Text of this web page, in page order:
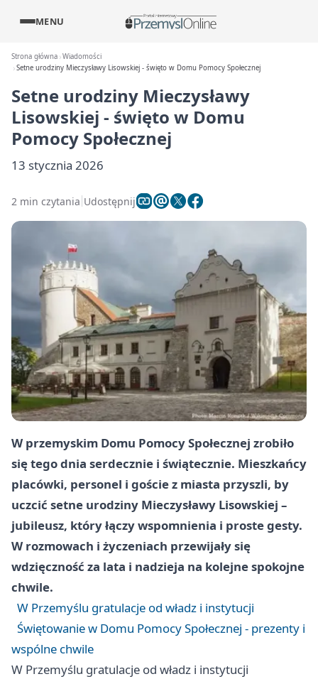
MENU
Strona główna Wiadomości
Setne urodziny Mieczysławy Lisowskiej - święto w Domu Pomocy Społecznej
Setne urodziny Mieczysławy
Lisowskiej - święto w Domu
Pomocy Społecznej
13 stycznia 2026
2 min czytania Udostępnij
W przemyskim Domu Pomocy Społecznej zrobiło
się tego dnia serdecznie i świątecznie. Mieszkańcy
placówki, personel i goście z miasta przyszli, by
uczcić setne urodziny Mieczysławy Lisowskiej –
jubileusz, który łączy wspomnienia i proste gesty.
W rozmowach i życzeniach przewijały się
wdzięczność za lata i nadzieja na kolejne spokojne
chwile.
W Przemyślu gratulacje od władz i instytucji
Świętowanie w Domu Pomocy Społecznej - prezenty i
wspólne chwile
W Przemyślu gratulacje od władz i instytucji